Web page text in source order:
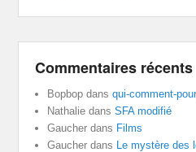
Commentaires récents
Bopbop dansqui-comment-
Nathalie dansSFA modifié
Gaucher dans Films
Gaucher dans Le mystère des